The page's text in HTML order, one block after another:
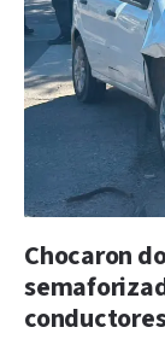
Chocaron